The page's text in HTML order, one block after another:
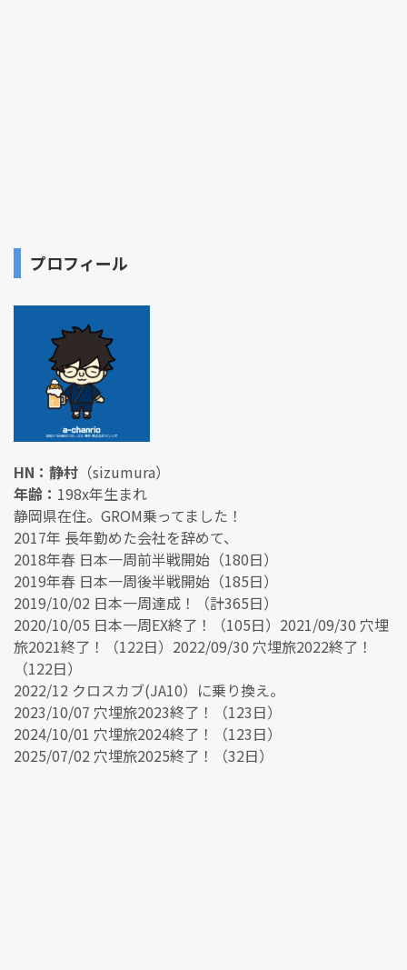
プロフィール
HN：静村 （sizumura）
年齢： 198x年生まれ
静岡県在住。GROM乗ってました！
2017年 長年勤めた会社を辞めて、
2018年春 日本一周前半戦開始（180日）
2019年春 日本一周後半戦開始（185日）
2019/10/02 日本一周達成！（計365日）
2020/10/05 日本一周EX終了！（105日）2021/09/30 穴埋
旅2021終了！（122日）2022/09/30 穴埋旅2022終了！
（122日）
2022/12 クロスカブ(JA10）に乗り換え。
2023/10/07 穴埋旅2023終了！（123日）
2024/10/01 穴埋旅2024終了！（123日）
2025/07/02 穴埋旅2025終了！（32日）